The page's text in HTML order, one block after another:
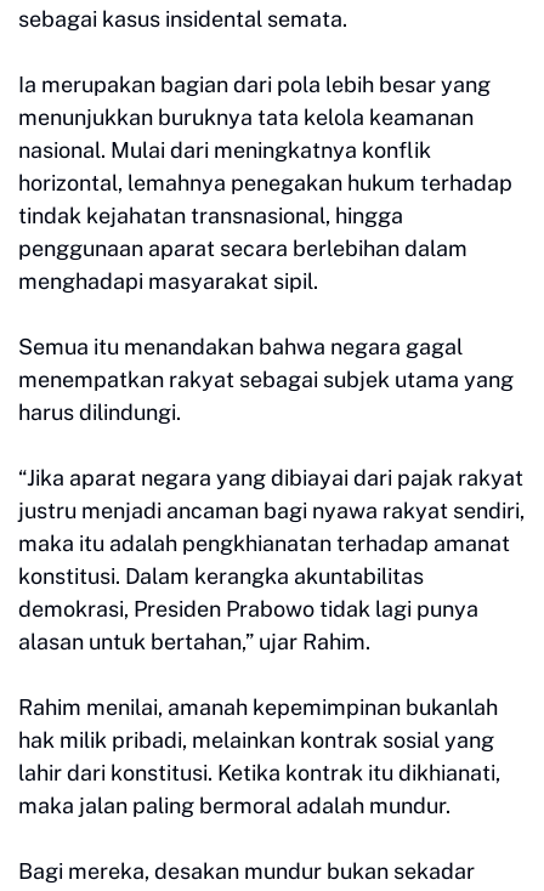
sebagai kasus insidental semata.
Ia merupakan bagian dari pola lebih besar yang
menunjukkan buruknya tata kelola keamanan
nasional. Mulai dari meningkatnya konflik
horizontal, lemahnya penegakan hukum terhadap
tindak kejahatan transnasional, hingga
penggunaan aparat secara berlebihan dalam
menghadapi masyarakat sipil.
Semua itu menandakan bahwa negara gagal
menempatkan rakyat sebagai subjek utama yang
harus dilindungi.
“Jika aparat negara yang dibiayai dari pajak rakyat
justru menjadi ancaman bagi nyawa rakyat sendiri,
maka itu adalah pengkhianatan terhadap amanat
konstitusi. Dalam kerangka akuntabilitas
demokrasi, Presiden Prabowo tidak lagi punya
alasan untuk bertahan,” ujar Rahim.
Rahim menilai, amanah kepemimpinan bukanlah
hak milik pribadi, melainkan kontrak sosial yang
lahir dari konstitusi. Ketika kontrak itu dikhianati,
maka jalan paling bermoral adalah mundur.
Bagi mereka, desakan mundur bukan sekadar